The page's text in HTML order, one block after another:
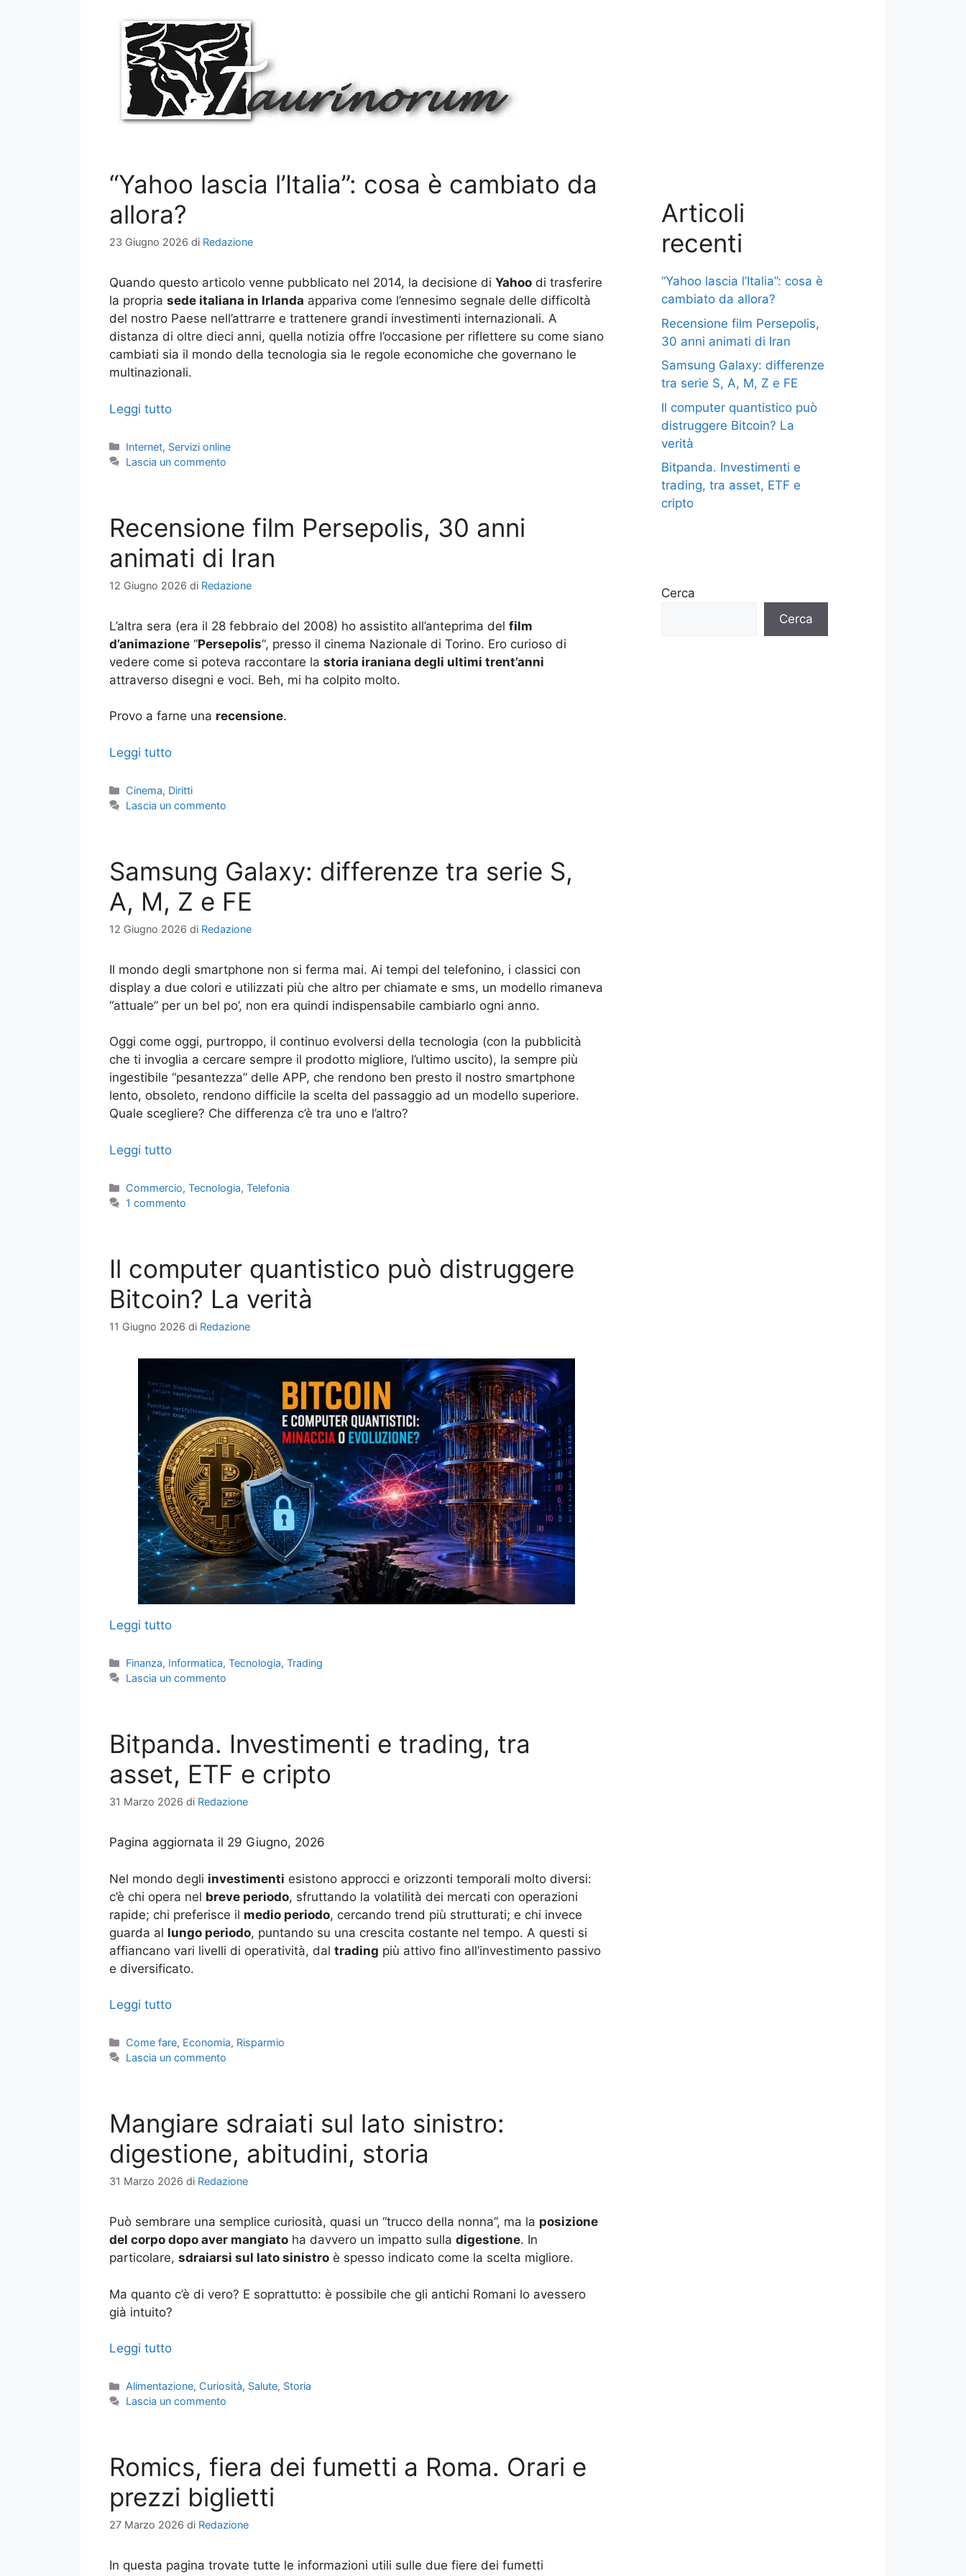
“Yahoo lascia l’Italia”: cosa è cambiato da
allora?
23 Giugno 2026 di Redazione
Quando questo articolo venne pubblicato nel 2014, la decisione di Yahoo di trasferire
la propria sede italiana in Irlanda appariva come l’ennesimo segnale delle difficoltà
del nostro Paese nell’attrarre e trattenere grandi investimenti internazionali. A
distanza di oltre dieci anni, quella notizia offre l’occasione per riflettere su come siano
cambiati sia il mondo della tecnologia sia le regole economiche che governano le
multinazionali.
Leggi tutto
Categorie
Internet, Servizi online
Lascia un commento
Recensione film Persepolis, 30 anni
animati di Iran
12 Giugno 2026 di Redazione
L’altra sera (era il 28 febbraio del 2008) ho assistito all’anteprima del film
d’animazione “Persepolis“, presso il cinema Nazionale di Torino. Ero curioso di
vedere come si poteva raccontare la storia iraniana degli ultimi trent’anni
attraverso disegni e voci. Beh, mi ha colpito molto.
Provo a farne una recensione.
Leggi tutto
Categorie
Cinema, Diritti
Lascia un commento
Samsung Galaxy: differenze tra serie S,
A, M, Z e FE
12 Giugno 2026 di Redazione
Il mondo degli smartphone non si ferma mai. Ai tempi del telefonino, i classici con
display a due colori e utilizzati più che altro per chiamate e sms, un modello rimaneva
“attuale” per un bel po’, non era quindi indispensabile cambiarlo ogni anno.
Oggi come oggi, purtroppo, il continuo evolversi della tecnologia (con la pubblicità
che ti invoglia a cercare sempre il prodotto migliore, l’ultimo uscito), la sempre più
ingestibile “pesantezza” delle APP, che rendono ben presto il nostro smartphone
lento, obsoleto, rendono difficile la scelta del passaggio ad un modello superiore.
Quale scegliere? Che differenza c’è tra uno e l’altro?
Leggi tutto
Categorie
Commercio,Tecnologia,Telefonia
1 commento
Il computer quantistico può distruggere
Bitcoin? La verità
11 Giugno 2026 di Redazione
Leggi tutto
Categorie
Finanza, Informatica,Tecnologia,Trading
Lascia un commento
Bitpanda. Investimenti e trading, tra
asset, ETF e cripto
31 Marzo 2026 di Redazione
Pagina aggiornata il 29 Giugno, 2026
Nel mondo degli investimenti esistono approcci e orizzonti temporali molto diversi:
c’è chi opera nel breve periodo, sfruttando la volatilità dei mercati con operazioni
rapide; chi preferisce il medio periodo, cercando trend più strutturati; e chi invece
guarda al lungo periodo, puntando su una crescita costante nel tempo. A questi si
affiancano vari livelli di operatività, dal trading più attivo fino all’investimento passivo
e diversificato.
Leggi tutto
Categorie
Come fare, Economia, Risparmio
Lascia un commento
Mangiare sdraiati sul lato sinistro:
digestione, abitudini, storia
31 Marzo 2026 di Redazione
Può sembrare una semplice curiosità, quasi un “trucco della nonna”, ma la posizione
del corpo dopo aver mangiato ha davvero un impatto sulla digestione. In
particolare, sdraiarsi sul lato sinistro è spesso indicato come la scelta migliore.
Ma quanto c’è di vero? E soprattutto: è possibile che gli antichi Romani lo avessero
già intuito?
Leggi tutto
Categorie
Alimentazione, Curiosità, Salute, Storia
Lascia un commento
Romics, fiera dei fumetti a Roma. Orari e
prezzi biglietti
27 Marzo 2026 di Redazione
In questa pagina trovate tutte le informazioni utili sulle due fiere dei fumetti
Articoli
recenti
“Yahoo lascia l’Italia”: cosa è
cambiato da allora?
Recensione film Persepolis,
30 anni animati di Iran
Samsung Galaxy: differenze
tra serie S, A, M, Z e FE
Il computer quantistico può
distruggere Bitcoin? La
verità
Bitpanda. Investimenti e
trading, tra asset, ETF e
cripto
Cerca
Cerca